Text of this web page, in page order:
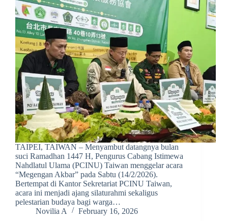
TAIPEI, TAIWAN – Menyambut datangnya bulan
suci Ramadhan 1447 H, Pengurus Cabang Istimewa
Nahdlatul Ulama (PCINU) Taiwan menggelar acara
“Megengan Akbar” pada Sabtu (14/2/2026).
Bertempat di Kantor Sekretariat PCINU Taiwan,
acara ini menjadi ajang silaturahmi sekaligus
pelestarian budaya bagi warga…
Novilia A
February 16, 2026